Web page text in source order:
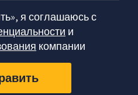
я соглашаюсь с
и
компании